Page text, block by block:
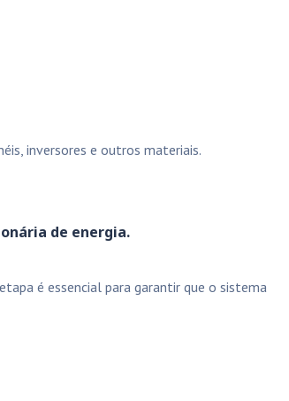
inversores e outros materiais.
de energia.
é essencial para garantir que o sistema